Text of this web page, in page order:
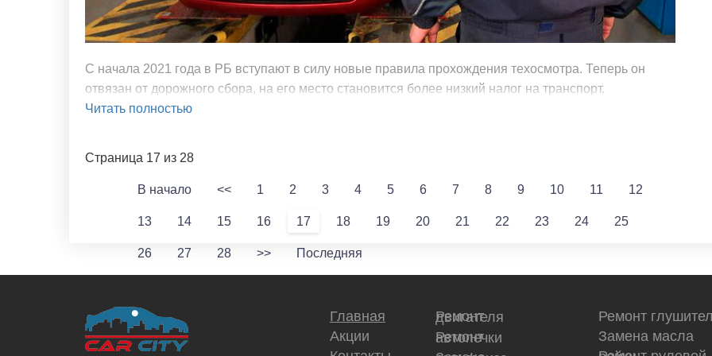
С начала 2021 года в РБ вступают в силу новые правила прохождения техосмотра. Теперь он
отвязан от дорожного сбора, на его место становится более низкий налог на транспорт.
Читать полностью
Страница 17 из 28
В начало << 1 2 3 4 5 6 7 8 9 10 11 12
13 14 15 16 17 18 19 20 21 22 23 24 25
26 27 28 >> Последняя
Главная
Акции
Ремонт двигателя
Ремонт автопечки
Ремонт
Замена масла